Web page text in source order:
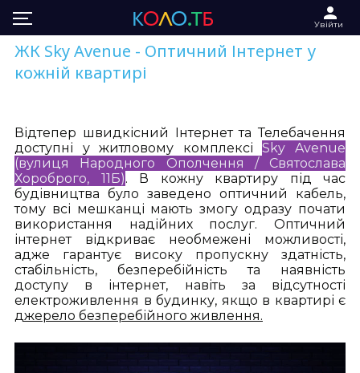
Увійти
ЖК Sky Avenue - Оптичний Інтернет у
кожній квартирі
Відтепер швидкісний Інтернет та Телебачення
доступні у житловому комплексіSky Avenue
(вулиця Народного Ополчення / Святослава
Хороброго, 11Б). В кожну квартиру під час
будівництва було заведено оптичний кабель,
тому всі мешканці мають змогу одразу почати
використання надійних послуг. Оптичний
інтернет відкриває необмежені можливості,
адже гарантує високу пропускну здатність,
стабільність, безперебійність та наявність
доступу в інтернет, навіть за відсутності
електроживлення в будинку, якщо в квартирі є
джерело безперебійного живлення.